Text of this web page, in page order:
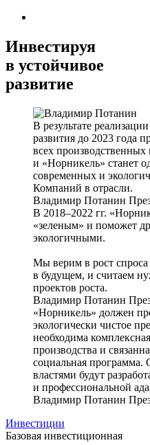
Инвестируя
в устойчивое
развитие
В результате
развития до 2023 года
всех
и «Норникель» станет
современных и
Компаний в отрасли.
Владимир Потанин
В 2018–2022 гг.
«зеленым» и поможет
экологичными.
Мы верим в рост
в будущем, и считаем
проектов роста.
Владимир Потанин
«Норникель» должен
экологически чистое
необходима
производства и
социальная программа.
властями будут
и профессиональной
Владимир Потанин
Инвестиции
Базовая инвестиционная